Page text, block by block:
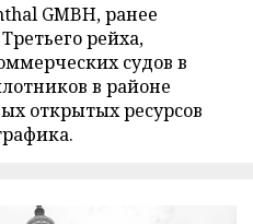
GMBH, ранее
рейха,
судов в
в районе
открытых ресурсов